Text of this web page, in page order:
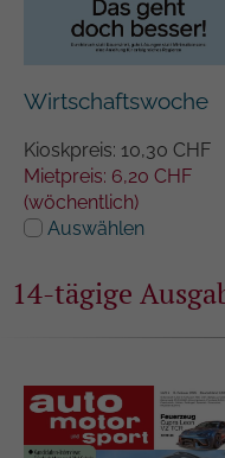
Wirtschaftswoche
Kioskpreis: 10,30 CHF
Mietpreis: 6,20 CHF
(wöchentlich)
Auswählen
14-tägige